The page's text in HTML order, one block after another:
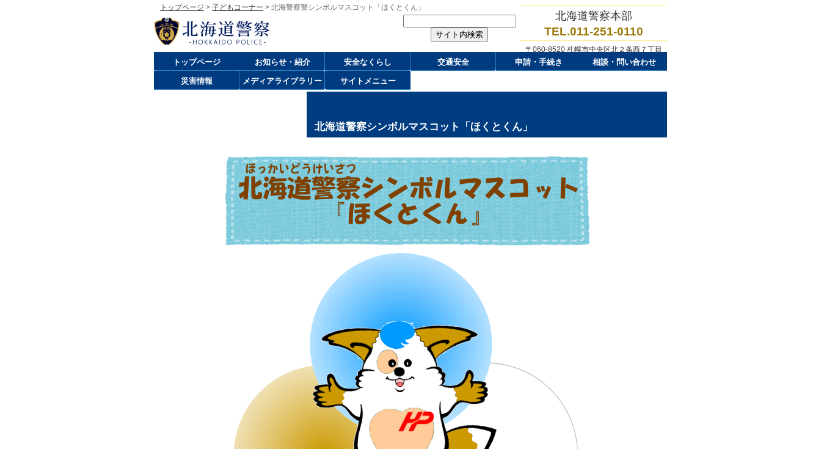
トップページ > 子どもコーナー > 北海警察警シンボルマスコット「ほくとくん」
北海道警察本部
TEL.011-251-0110
〒060-8520 札幌市中央区北２条西７丁目
北海道警察シンボルマスコット「ほくとくん」
トップページ お知らせ・紹介 安全なくらし 交通安全 申請・手続き 相談・問い合わせ
災害情報 メディアライブラリー サイトメニュー